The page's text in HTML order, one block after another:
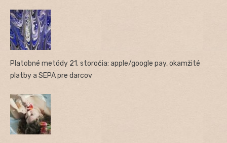
Platobné metódy 21. storočia: apple/google pay, okamžité
platby a SEPA pre darcov